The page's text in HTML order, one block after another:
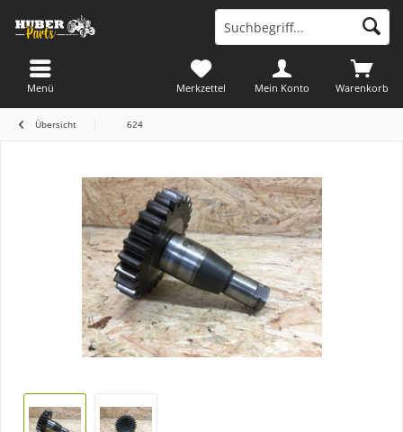
Warenkorb
Merkzettel Mein Konto
Menü
Übersicht 624